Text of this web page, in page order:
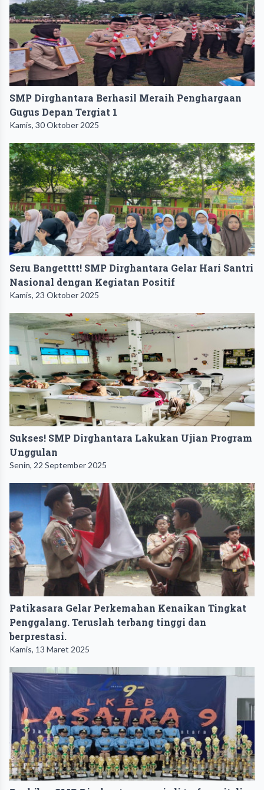
SMP Dirghantara Berhasil Meraih Penghargaan
Gugus Depan Tergiat 1
Kamis, 30 Oktober 2025
Seru Bangetttt! SMP Dirghantara Gelar Hari Santri
Nasional dengan Kegiatan Positif
Kamis, 23 Oktober 2025
Sukses! SMP Dirghantara Lakukan Ujian Program
Unggulan
Senin, 22 September 2025
Patikasara Gelar Perkemahan Kenaikan Tingkat
Penggalang. Teruslah terbang tinggi dan
berprestasi.
Kamis, 13 Maret 2025